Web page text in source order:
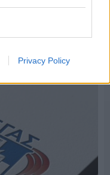
Privacy Policy